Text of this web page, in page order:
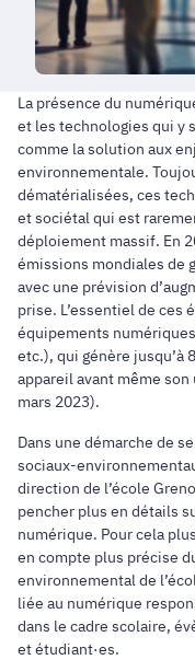
La présence du
et les technologies qui y
comme la solution aux
environnementale.
dématérialisées, ces
et sociétal qui est
déploiement massif. En
émissions mondiales de
avec une prévision
prise. L’essentiel de ces
équipements
etc.), qui génère jusqu’à
appareil avant même
mars 2023).
Dans une démarche de
sociaux-
direction de l’école
pencher plus en détails
numérique. Pour cela
en compte plus précise
environnemental de
liée au numérique
dans le cadre scolaire,
et étudiant·es.